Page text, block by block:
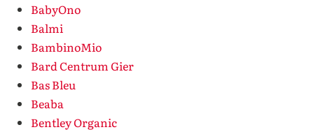
BabyOno
Balmi
BambinoMio
Bard Centrum Gier
Bas Bleu
Beaba
Bentley Organic